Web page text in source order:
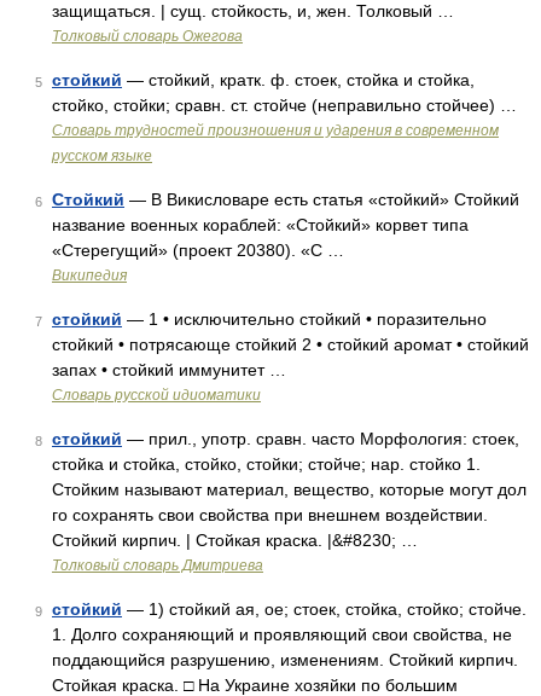
защищаться. | сущ. стойкость, и, жен. Толковый …
Толковый словарь Ожегова
5 стойкий — стойкий, кратк. ф. стоек, стойка и стойка,
стойко, стойки; сравн. ст. стойче (неправильно стойчее) …
Словарь трудностей произношения и ударения в современном
русском языке
6 Стойкий — В Викисловаре есть статья «стойкий» Стойкий
название военных кораблей: «Стойкий» корвет типа
«Стерегущий» (проект 20380). «С …
Википедия
7 стойкий — 1 • исключительно стойкий • поразительно
стойкий • потрясающе стойкий 2 • стойкий аромат • стойкий
запах • стойкий иммунитет …
Словарь русской идиоматики
8 стойкий — прил., употр. сравн. часто Морфология: стоек,
стойка и стойка, стойко, стойки; стойче; нар. стойко 1.
Стойким называют материал, вещество, которые могут дол
го сохранять свои свойства при внешнем воздействии.
Стойкий кирпич. | Стойкая краска. |&#8230; …
Толковый словарь Дмитриева
9 стойкий — 1) стойкий ая, ое; стоек, стойка, стойко; стойче.
1. Долго сохраняющий и проявляющий свои свойства, не
поддающийся разрушению, изменениям. Стойкий кирпич.
Стойкая краска. □ На Украине хозяйки по большим